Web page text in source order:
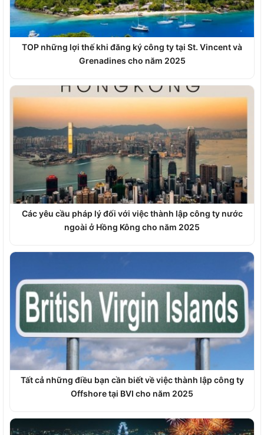
TOP những lợi thế khi đăng ký công ty tại St. Vincent và
Grenadines cho năm 2025
Các yêu cầu pháp lý đối với việc thành lập công ty nước
ngoài ở Hồng Kông cho năm 2025
Tất cả những điều bạn cần biết về việc thành lập công ty
Offshore tại BVI cho năm 2025